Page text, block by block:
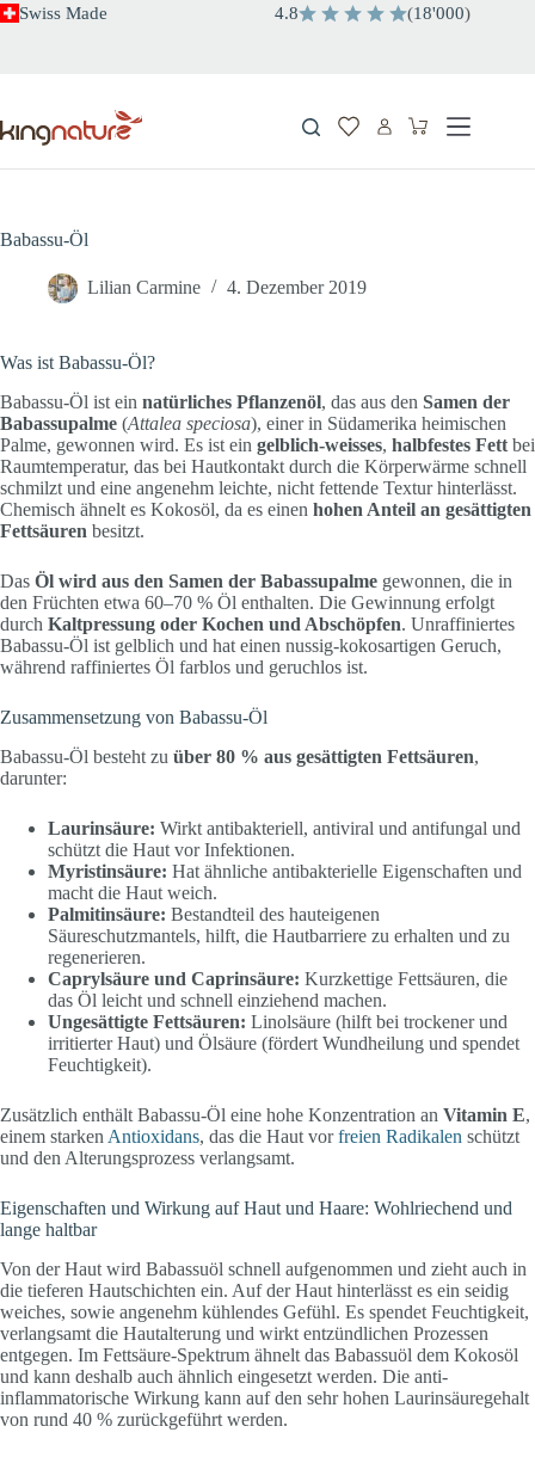
ZumSwiss Made 4.8 (18'000)
Warenkorb
Babassu-Öl
Lilian Carmine 4. Dezember 2019
Was ist Babassu-Öl?
Babassu-Öl ist ein natürliches Pflanzenöl, das aus den Samen der
Babassupalme (Attalea speciosa), einer in Südamerika heimischen
Palme, gewonnen wird. Es ist ein gelblich-weisses, halbfestes Fett bei
Raumtemperatur, das bei Hautkontakt durch die Körperwärme schnell
schmilzt und eine angenehm leichte, nicht fettende Textur hinterlässt.
Chemisch ähnelt es Kokosöl, da es einen hohen Anteil an gesättigten
Fettsäuren besitzt.
Das Öl wird aus den Samen der Babassupalme gewonnen, die in
den Früchten etwa 60–70 % Öl enthalten. Die Gewinnung erfolgt
durch Kaltpressung oder Kochen und Abschöpfen. Unraffiniertes
Babassu-Öl ist gelblich und hat einen nussig-kokosartigen Geruch,
während raffiniertes Öl farblos und geruchlos ist.
Zusammensetzung von Babassu-Öl
Babassu-Öl besteht zu über 80 % aus gesättigten Fettsäuren,
darunter:
Laurinsäure: Wirkt antibakteriell, antiviral und antifungal und
schützt die Haut vor Infektionen.
Myristinsäure: Hat ähnliche antibakterielle Eigenschaften und
macht die Haut weich.
Palmitinsäure: Bestandteil des hauteigenen
Säureschutzmantels, hilft, die Hautbarriere zu erhalten und zu
regenerieren.
Caprylsäure und Caprinsäure: Kurzkettige Fettsäuren, die
das Öl leicht und schnell einziehend machen.
Ungesättigte Fettsäuren: Linolsäure (hilft bei trockener und
irritierter Haut) und Ölsäure (fördert Wundheilung und spendet
Feuchtigkeit).
Zusätzlich enthält Babassu-Öl eine hohe Konzentration an Vitamin E,
einem starken Antioxidans, das die Haut vorfreien Radikalen schützt
und den Alterungsprozess verlangsamt.
Eigenschaften und Wirkung auf Haut und Haare: Wohlriechend und
lange haltbar
Von der Haut wird Babassuöl schnell aufgenommen und zieht auch in
die tieferen Hautschichten ein. Auf der Haut hinterlässt es ein seidig
weiches, sowie angenehm kühlendes Gefühl. Es spendet Feuchtigkeit,
verlangsamt die Hautalterung und wirkt entzündlichen Prozessen
entgegen. Im Fettsäure-Spektrum ähnelt das Babassuöl dem Kokosöl
und kann deshalb auch ähnlich eingesetzt werden. Die anti-
inflammatorische Wirkung kann auf den sehr hohen Laurinsäuregehalt
von rund 40 % zurückgeführt werden.